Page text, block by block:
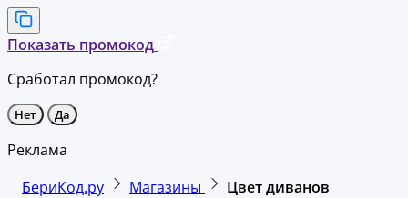
Показать промокод
Сработал промокод?
Нет Да
Реклама
БериКод.ру
Магазины Цвет диванов